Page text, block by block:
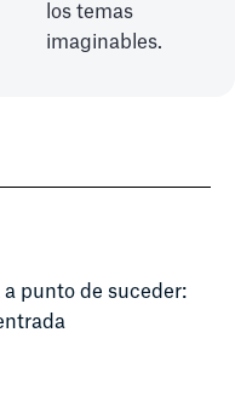
los temas
imaginables.
a punto de suceder: